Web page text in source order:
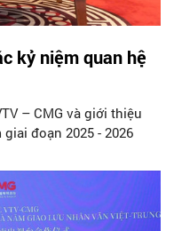
kỷ niệm quan hệ
– CMG và giới thiệu
đoạn 2025 - 2026